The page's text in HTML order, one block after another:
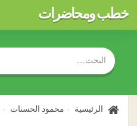
خطب ومحاضرات
الرئيسية محمود الحسنات